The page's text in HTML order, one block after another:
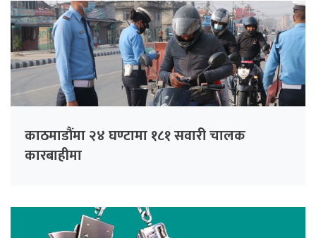
काठमाडौंमा २४ घण्टामा १८१ सवारी चालक
कारबाहीमा